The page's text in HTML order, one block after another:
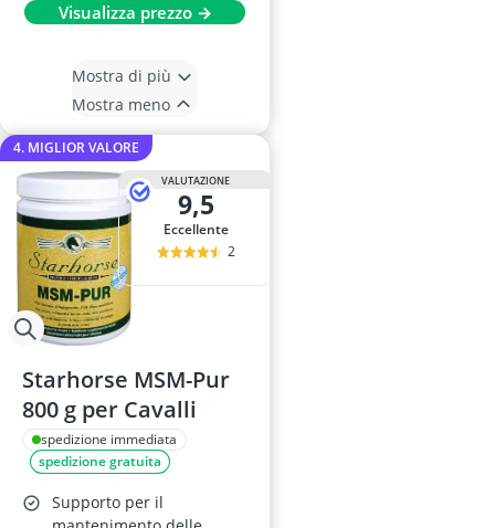
Visualizza prezzo →
Mostra di più
Mostra meno
4. MIGLIOR VALORE
VALUTAZIONE
9,5
Eccellente
2
Starhorse MSM-Pur
800 g per Cavalli
spedizione immediata
spedizione gratuita
Supporto per il